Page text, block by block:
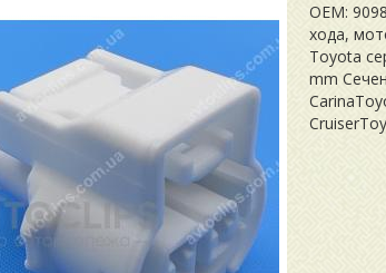
OEM:
хода,
Toyota
mm